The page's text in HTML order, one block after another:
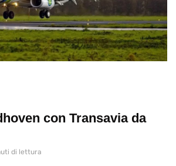
con Transavia da
di lettura